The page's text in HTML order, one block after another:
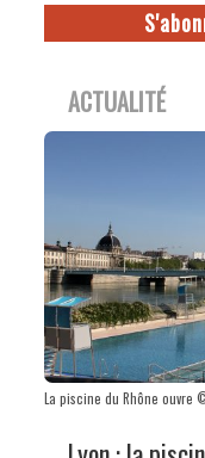
ACTUALITÉ
La piscine du Rhône ouvre